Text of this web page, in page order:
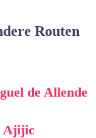
Routen
de Allende
Ajijic